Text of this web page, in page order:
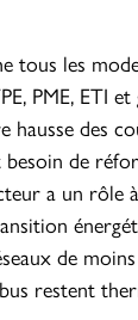
tous les
PME, ETI
hausse des
de
a un rôle
de
restent